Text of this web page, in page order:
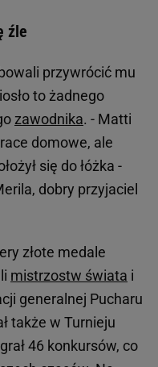
źle
przywrócić mu
to żadnego
zawodnika. - Matti
domowe, ale
się do łóżka -
dobry przyjaciel
złote medale
mistrzostw świata i
generalnej Pucharu
także w Turnieju
46 konkursów, co